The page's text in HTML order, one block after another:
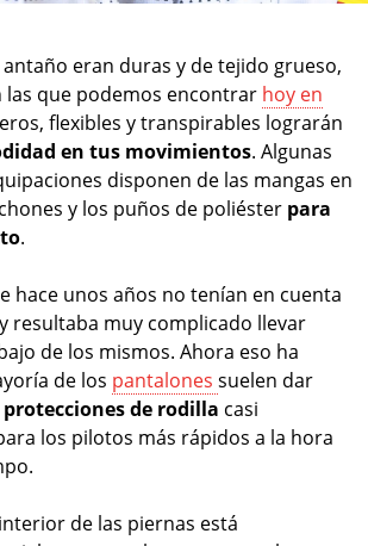
antaño eran duras y de tejido grueso,
las que podemos encontrar hoy en
flexibles y transpirables lograrán
en tus movimientos. Algunas
disponen de las mangas en
y los puños de poliéster para
.
hace unos años no tenían en cuenta
resultaba muy complicado llevar
de los mismos. Ahora eso ha
de los pantalones suelen dar
de rodilla casi
los pilotos más rápidos a la hora
de las piernas está